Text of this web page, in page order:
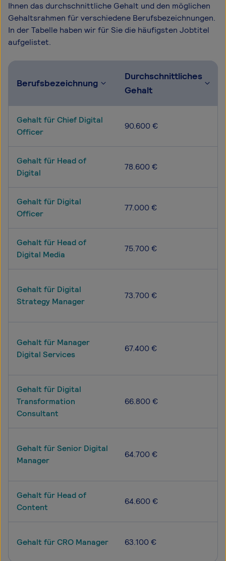
Ihnen das durchschnittliche Gehalt und den möglichen
Gehaltsrahmen für verschiedene Berufsbezeichnungen.
In der Tabelle haben wir für Sie die häufigsten Jobtitel
aufgelistet.
Berufsbezeichnung
Durchschnittliches
Gehalt
Gehalt für Chief Digital
Officer
90.600 €
Gehalt für Head of
Digital
78.600 €
Gehalt für Digital
Officer
77.000 €
Gehalt für Head of
Digital Media
75.700 €
Gehalt für Digital
Strategy Manager
73.700 €
Gehalt für Manager
Digital Services
67.400 €
Gehalt für Digital
Transformation
Consultant
66.800 €
Gehalt für Senior Digital
Manager
64.700 €
Gehalt für Head of
Content
64.600 €
Gehalt für CRO Manager 63.100 €